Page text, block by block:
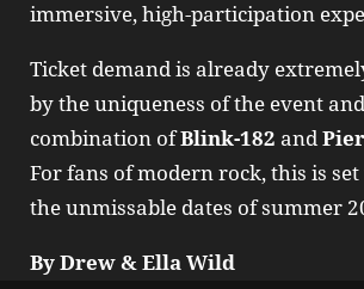
immersive, high‑participation
Ticket demand is already
by the uniqueness of the event
combination ofBlink‑182 and
For fans of modern rock, this is set
the unmissable dates of summer
By Drew & Ella Wild